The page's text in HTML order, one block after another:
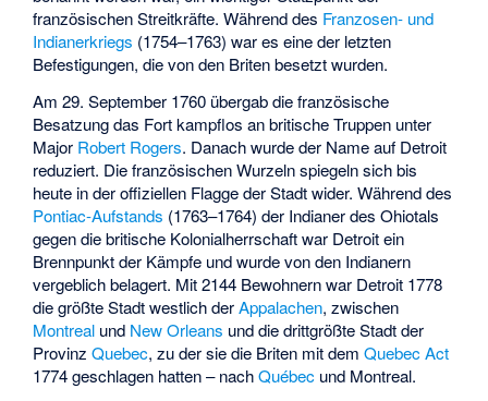
französischen Streitkräfte. Während des Franzosen- und
Indianerkriegs (1754–1763) war es eine der letzten
Befestigungen, die von den Briten besetzt wurden.
Am 29. September 1760 übergab die französische
Besatzung das Fort kampflos an britische Truppen unter
Major Robert Rogers. Danach wurde der Name auf Detroit
reduziert. Die französischen Wurzeln spiegeln sich bis
heute in der offiziellen Flagge der Stadt wider. Während des
Pontiac-Aufstands (1763–1764) der Indianer des Ohiotals
gegen die britische Kolonialherrschaft war Detroit ein
Brennpunkt der Kämpfe und wurde von den Indianern
vergeblich belagert. Mit 2144 Bewohnern war Detroit 1778
die größte Stadt westlich derAppalachen, zwischen
Montreal und New Orleans und die drittgrößte Stadt der
ProvinzQuebec, zu der sie die Briten mit demQuebec Act
1774 geschlagen hatten – nachQuébec und Montreal.